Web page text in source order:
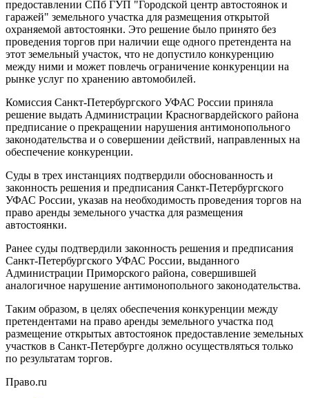
предоставлении СПб ГУП "Городской центр автостоянок и
гаражей" земельного участка для размещения открытой
охраняемой автостоянки. Это решение было принято без
проведения торгов при наличии еще одного претендента на
этот земельный участок, что не допустило конкуренцию
между ними и может повлечь ограничение конкуренции на
рынке услуг по хранению автомобилей.
Комиссия Санкт-Петербургского УФАС России приняла
решение выдать Администрации Красногвардейского района
предписание о прекращении нарушения антимонопольного
законодательства и о совершении действий, направленных на
обеспечение конкуренции.
Суды в трех инстанциях подтвердили обоснованность и
законность решения и предписания Санкт-Петербургского
УФАС России, указав на необходимость проведения торгов на
право аренды земельного участка для размещения
автостоянки.
Ранее суды подтвердили законность решения и предписания
Санкт-Петербургского УФАС России, выданного
Администрации Приморского района, совершившей
аналогичное нарушение антимонопольного законодательства.
Таким образом, в целях обеспечения конкуренции между
претендентами на право аренды земельного участка под
размещение открытых автостоянок предоставление земельных
участков в Санкт-Петербурге должно осуществляться только
по результатам торгов.
Право.ru